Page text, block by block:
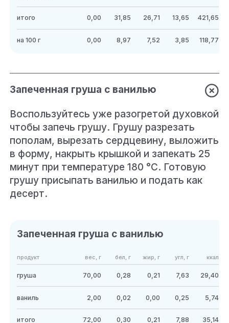
итого 0,00 31,85 26,71 13,65 421,65
на 100 г 0,00 8,97 7,52 3,85 118,77
Запеченная груша с ванилью
Воспользуйтесь уже разогретой духовкой,
чтобы запечь грушу. Грушу разрезать
пополам, вырезать сердцевину, выложить
в форму, накрыть крышкой и запекать 25
минут при температуре 180 °C. Готовую
грушу присыпать ванилью и подать как
десерт.
Запеченная груша с ванилью
продукт вес, г бел, г жир, г угл, г ккал
груша 70,00 0,28 0,21 7,63 29,40
ваниль 2,00 0,02 0,00 0,25 5,74
итого 72,00 0,30 0,21 7,88 35,14